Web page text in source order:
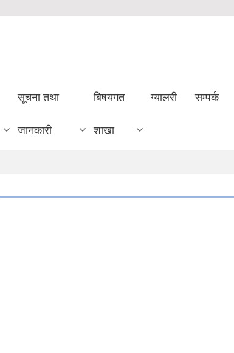
सूचना तथा
जानकारी
बिषयगत
शाखा
ग्यालरी सम्पर्क